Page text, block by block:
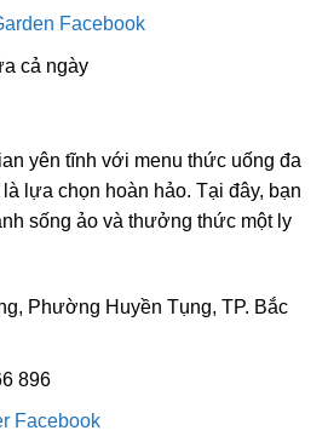
Facebook
cả ngày
yên tĩnh với menu thức uống đa
là lựa chọn hoàn hảo. Tại đây, bạn
sống ảo và thưởng thức một ly
Phường Huyền Tụng, TP. Bắc
896
Facebook